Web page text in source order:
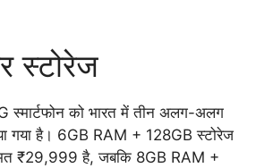
स्टोरेज
स्मार्टफोन को भारत में तीन अलग-अलग
गया है। 6GB RAM + 128GB स्टोरेज
₹29,999 है, जबकि 8GB RAM +